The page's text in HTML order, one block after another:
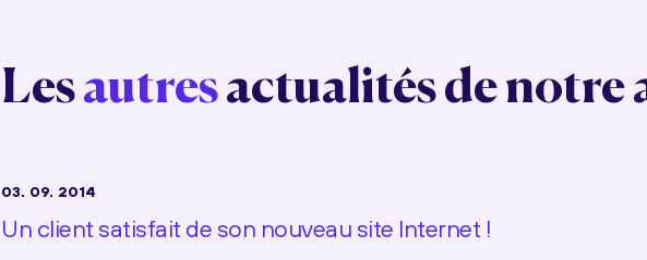
Lesautresactualités de notre
03. 09. 2014
Un client satisfait de son nouveau site Internet !